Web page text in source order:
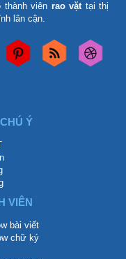
thành viên rao vặttại thị
lân cận.
Ý
VIÊN
bài viết
chữ ký